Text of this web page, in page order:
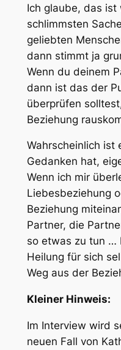
Ich glaube, das ist
schlimmsten
geliebten
dann stimmt ja
Wenn du deinem
dann ist das der
überprüfen
Beziehung
Wahrscheinlich ist
Gedanken hat,
Wenn ich mir
Liebesbeziehung
Beziehung
Partner, die
so etwas zu tun …
Heilung für sich
Weg aus der
Kleiner Hinweis:
Im Interview wird
neuen Fall von